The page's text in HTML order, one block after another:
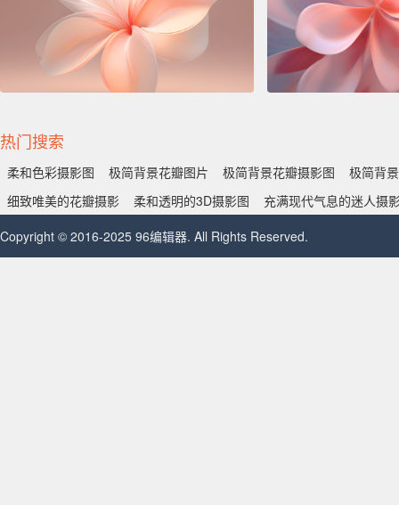
热门搜索
柔和色彩摄影图 极简背景花瓣图片 极简背景花瓣摄影图
极简背
细致唯美的花瓣摄影
柔和透明的3D摄影图
充满现代气息的迷人摄
Copyright © 2016-2025 96编辑器. All Rights Reserved.